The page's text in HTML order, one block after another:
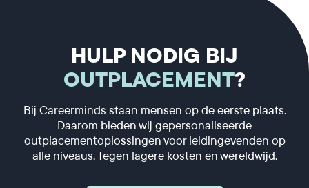
HULP NODIG BIJ
OUTPLACEMENT?
Bij Careerminds staan mensen op de eerste plaats.
Daarom bieden wij gepersonaliseerde
outplacementoplossingen voor leidingevenden op
alle niveaus. Tegen lagere kosten en wereldwijd.